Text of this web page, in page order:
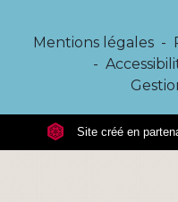
Mentions légales -
-
Site créé en